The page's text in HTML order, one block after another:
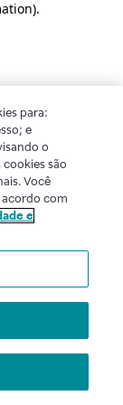
.
para:
e
o
são
Você
acordo com
e